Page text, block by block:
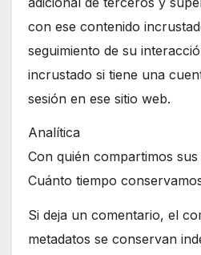
con ese contenido
seguimiento de su
incrustado si tiene una
sesión en ese sitio web.
Analítica
Con quién compartimos sus
Cuánto tiempo
Si deja un comentario, el
metadatos se conservan